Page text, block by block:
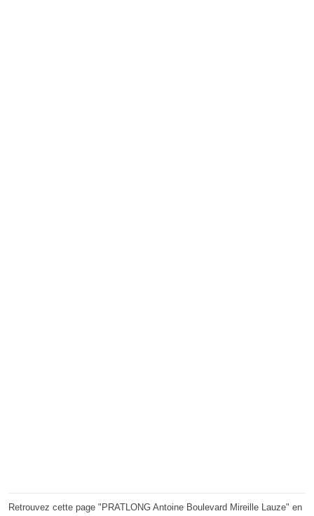
Retrouvez cette page "PRATLONG Antoine Boulevard Mireille Lauze" en